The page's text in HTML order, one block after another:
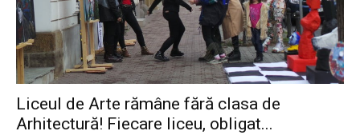
Liceul de Arte rămâne fără clasa de
Arhitectură! Fiecare liceu, obligat...